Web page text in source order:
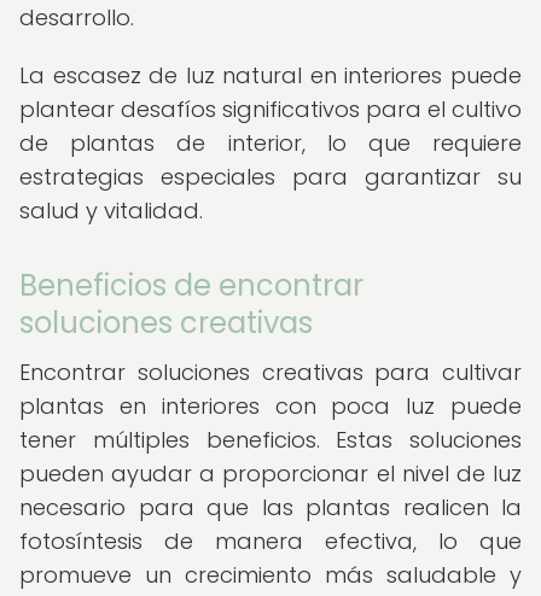
desarrollo.
La escasez de luz natural en interiores puede
plantear desafíos significativos para el cultivo
de plantas de interior, lo que requiere
estrategias especiales para garantizar su
salud y vitalidad.
Beneficios de encontrar
soluciones creativas
Encontrar soluciones creativas para cultivar
plantas en interiores con poca luz puede
tener múltiples beneficios. Estas soluciones
pueden ayudar a proporcionar el nivel de luz
necesario para que las plantas realicen la
fotosíntesis de manera efectiva, lo que
promueve un crecimiento más saludable y